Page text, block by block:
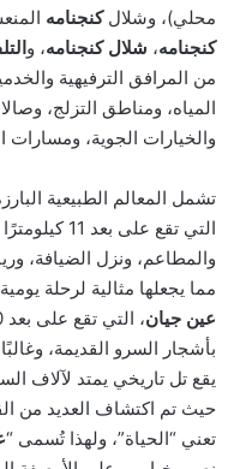
محلي)، وشلالكنجنامه
كنجنامه، شلال كنجنامه، و
من المرافق الترفيهية
المياه، ومناطق التزلج،
والخيارات الجوية،
تشمل المعالم الطبيعية
التي تقع
والمطاعم، ونزل الضيافة،
مما يجعلها مثالية لرحلة
عين جيان
بأشجار السرو القديمة،
حيث تم اكتشاف العديد من
تعني “الحياة”، ولهذا تُسمى “